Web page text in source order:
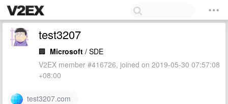
test3207
🏢 Microsoft / SDE
V2EX member #416726, joined on 2019-05-30 07:57:08
+08:00
test3207.com